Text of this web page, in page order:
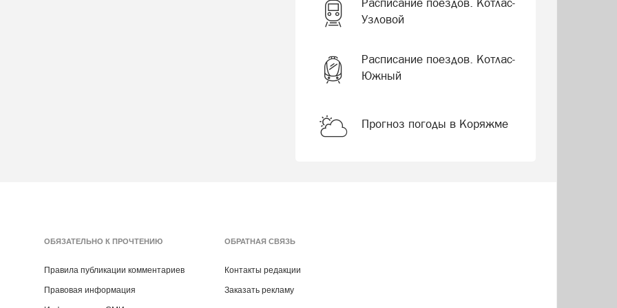
Узловой
Расписание поездов. Котлас-
Южный
Прогноз погоды в Коряжме
ОБЯЗАТЕЛЬНО К ПРОЧТЕНИЮ
Правила публикации комментариев
Правовая информация
ОБРАТНАЯ СВЯЗЬ
Контакты редакции
Заказать рекламу